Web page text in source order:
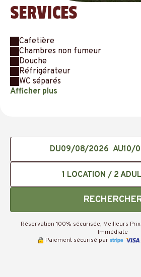
SERVICES
Cafetière
Chambres non fumeur
Douche
Réfrigérateur
WC séparés
Afficher plus
DU AU
1 LOCATION / 2
Réservation 100% sécurisée, Meilleurs
Immédiate
Paiement sécurisé par